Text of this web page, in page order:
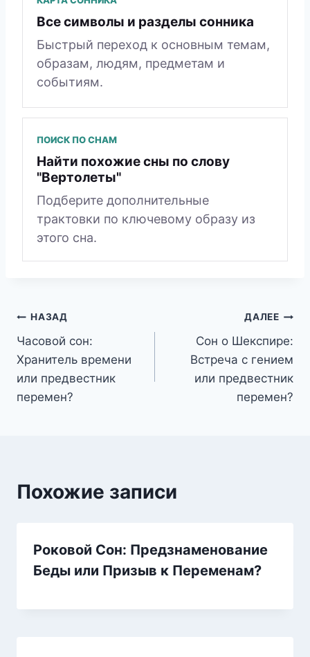
Все символы и разделы сонника
Быстрый переход к основным темам,
образам, людям, предметам и
событиям.
ПОИСК ПО СНАМ
Найти похожие сны по слову
"Вертолеты"
Подберите дополнительные
трактовки по ключевому образу из
этого сна.
Навигация
по
записям
НАЗАД
Часовой сон:
Хранитель времени
или предвестник
перемен?
ДАЛЕЕ
Сон о Шекспире:
Встреча с гением
или предвестник
перемен?
Похожие записи
Роковой Сон: Предзнаменование
Беды или Призыв к Переменам?